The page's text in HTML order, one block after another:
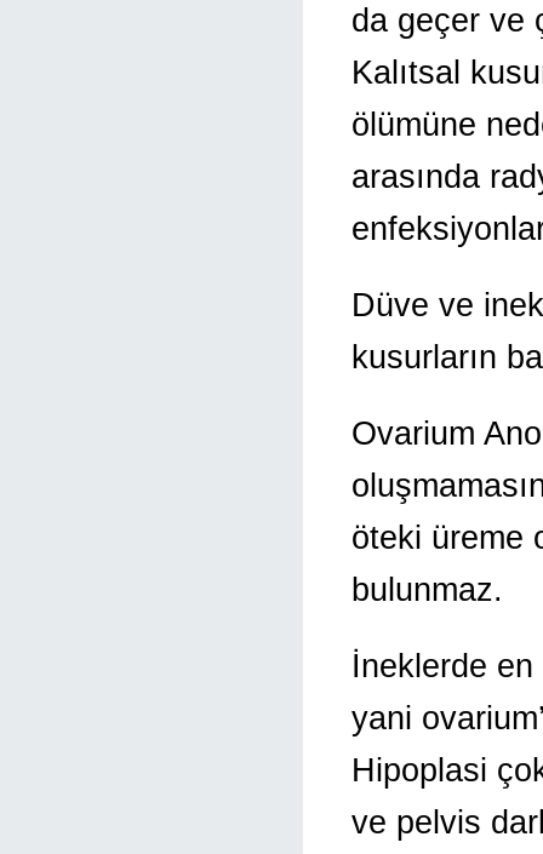
da geçer ve
Kalıtsal
ölümüne
arasında
Düve ve
kusurların
Ovarium
öteki üreme
bulunmaz.
İneklerde
yani
Hipoplasi
ve pelvis